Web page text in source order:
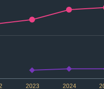
2024
2023